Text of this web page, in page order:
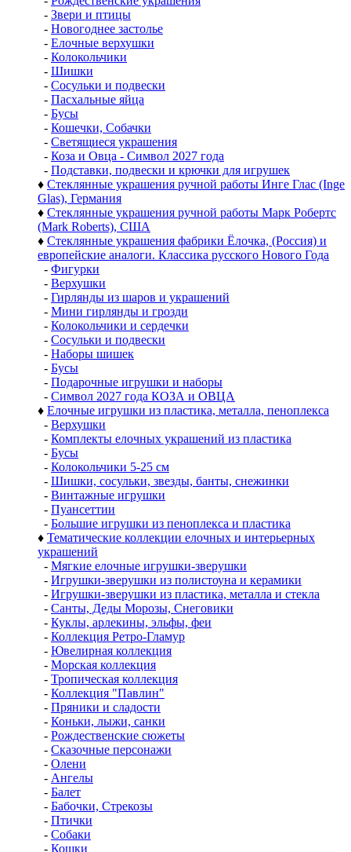
- Звери и птицы
- Новогоднее застолье
- Елочные верхушки
- Колокольчики
- Шишки
- Сосульки и подвески
- Пасхальные яйца
- Бусы
- Кошечки, Собачки
- Светящиеся украшения
- Коза и Овца - Символ 2027 года
- Подставки, подвески и крючки для игрушек
♦ Стеклянные украшения ручной работы Инге Глас (Inge
Glas), Германия
♦ Стеклянные украшения ручной работы Марк Робертс
(Mark Roberts), США
♦ Стеклянные украшения фабрики Ёлочка, (Россия) и
европейские аналоги. Классика русского Нового Года
- Фигурки
- Верхушки
- Гирлянды из шаров и украшений
- Мини гирлянды и грозди
- Колокольчики и сердечки
- Сосульки и подвески
- Наборы шишек
- Бусы
- Подарочные игрушки и наборы
- Символ 2027 года КОЗА и ОВЦА
♦ Елочные игрушки из пластика, металла, пеноплекса
- Верхушки
- Комплекты елочных украшений из пластика
- Бусы
- Колокольчики 5-25 см
- Шишки, сосульки, звезды, банты, снежинки
- Винтажные игрушки
- Пуансеттии
- Большие игрушки из пеноплекса и пластика
♦ Тематические коллекции елочных и интерьерных
украшений
- Мягкие елочные игрушки-зверушки
- Игрушки-зверушки из полистоуна и керамики
- Игрушки-зверушки из пластика, металла и стекла
- Санты, Деды Морозы, Снеговики
- Куклы, арлекины, эльфы, феи
- Коллекция Ретро-Гламур
- Ювелирная коллекция
- Морская коллекция
- Тропическая коллекция
- Коллекция "Павлин"
- Пряники и сладости
- Коньки, лыжи, санки
- Рождественские сюжеты
- Сказочные персонажи
- Олени
- Ангелы
- Балет
- Бабочки, Стрекозы
- Птички
- Собаки
- Кошки